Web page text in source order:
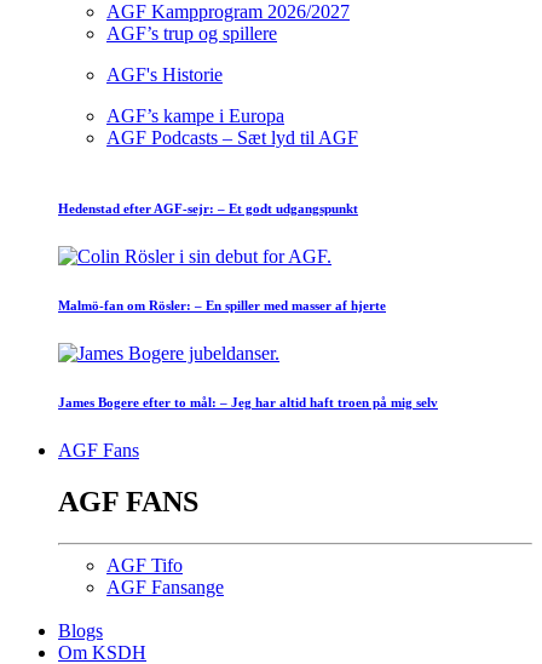
AGF Kampprogram 2026/2027
AGF’s trup og spillere
AGF's Historie
AGF’s kampe i Europa
AGF Podcasts – Sæt lyd til AGF
Hedenstad efter AGF-sejr: – Et godt udgangspunkt
Malmö-fan om Rösler: – En spiller med masser af hjerte
James Bogere efter to mål: – Jeg har altid haft troen på mig selv
AGF Fans
AGF FANS
AGF Tifo
AGF Fansange
Blogs
Om KSDH